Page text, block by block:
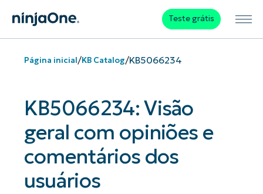
Teste grátis
Página inicial/KB Catalog/KB5066234
KB5066234: Visão
geral com opiniões e
comentários dos
usuários